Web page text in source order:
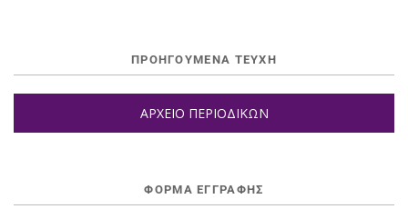
ΠΡΟΗΓΟΥΜΕΝΑ ΤΕΥΧΗ
ΑΡΧΕΙΟ ΠΕΡΙΟΔΙΚΩΝ
ΦΌΡΜΑ ΕΓΓΡΑΦΉΣ